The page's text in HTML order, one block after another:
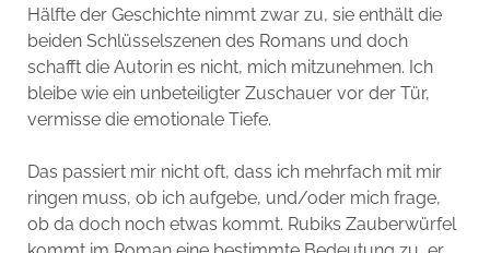
Hälfte der Geschichte nimmt zwar zu, sie enthält die
beiden Schlüsselszenen des Romans und doch
schafft die Autorin es nicht, mich mitzunehmen. Ich
bleibe wie ein unbeteiligter Zuschauer vor der Tür,
vermisse die emotionale Tiefe.
Das passiert mir nicht oft, dass ich mehrfach mit mir
ringen muss, ob ich aufgebe, und/oder mich frage,
ob da doch noch etwas kommt. Rubiks Zauberwürfel